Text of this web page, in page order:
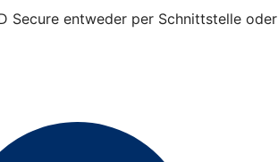
Secure entweder per Schnittstelle oder